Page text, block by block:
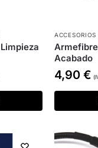
Acabado
4,90 €